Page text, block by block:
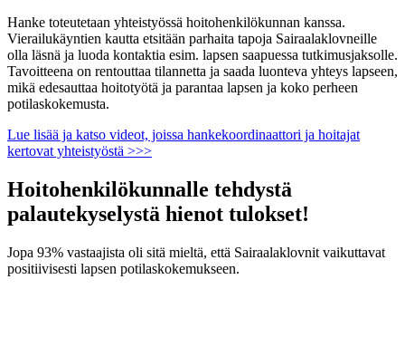
Hanke toteutetaan yhteistyössä hoitohenkilökunnan kanssa.
Vierailukäyntien kautta etsitään parhaita tapoja Sairaalaklovneille
olla läsnä ja luoda kontaktia esim. lapsen saapuessa tutkimusjaksolle.
Tavoitteena on rentouttaa tilannetta ja saada luonteva yhteys lapseen,
mikä edesauttaa hoitotyötä ja parantaa lapsen ja koko perheen
potilaskokemusta.
Lue lisää ja katso videot, joissa hankekoordinaattori ja hoitajat
kertovat yhteistyöstä >>>
Hoitohenkilökunnalle tehdystä
palautekyselystä hienot tulokset!
Jopa 93% vastaajista oli sitä mieltä, että Sairaalaklovnit vaikuttavat
positiivisesti lapsen potilaskokemukseen.